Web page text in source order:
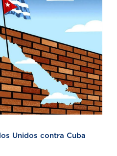
Unidos contra Cuba